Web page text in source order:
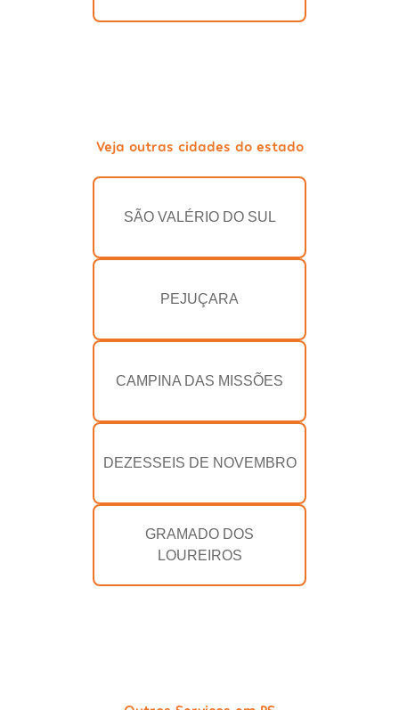
Veja outras cidades do estado
SÃO VALÉRIO DO SUL
PEJUÇARA
CAMPINA DAS MISSÕES
DEZESSEIS DE NOVEMBRO
GRAMADO DOS
LOUREIROS